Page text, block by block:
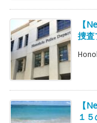
【
捜査
【
１